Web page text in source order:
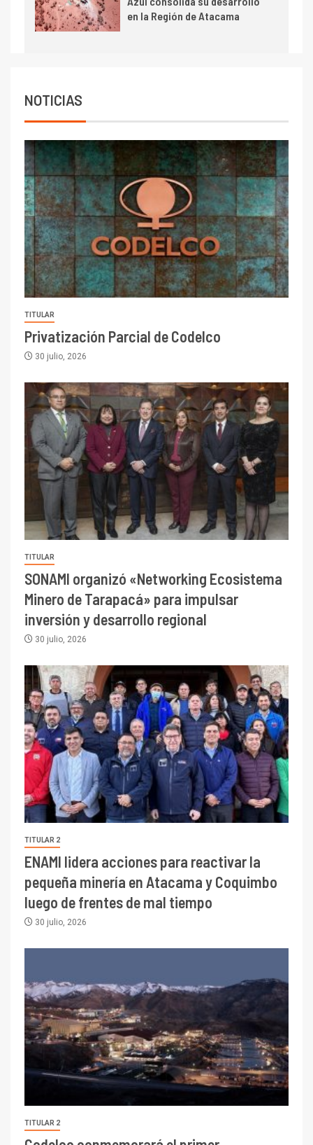
toneladas tras récord en
Escondida
en la Región de Atacama
NOTICIAS
TITULAR
Privatización Parcial de Codelco
30 julio, 2026
TITULAR
SONAMI organizó «Networking Ecosistema
Minero de Tarapacá» para impulsar
inversión y desarrollo regional
30 julio, 2026
TITULAR 2
ENAMI lidera acciones para reactivar la
pequeña minería en Atacama y Coquimbo
luego de frentes de mal tiempo
30 julio, 2026
TITULAR 2